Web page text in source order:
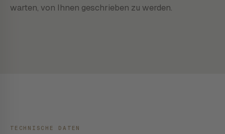
warten, von Ihnen geschrieben zu werden.
TECHNISCHE DATEN